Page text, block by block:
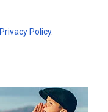
Privacy Policy.